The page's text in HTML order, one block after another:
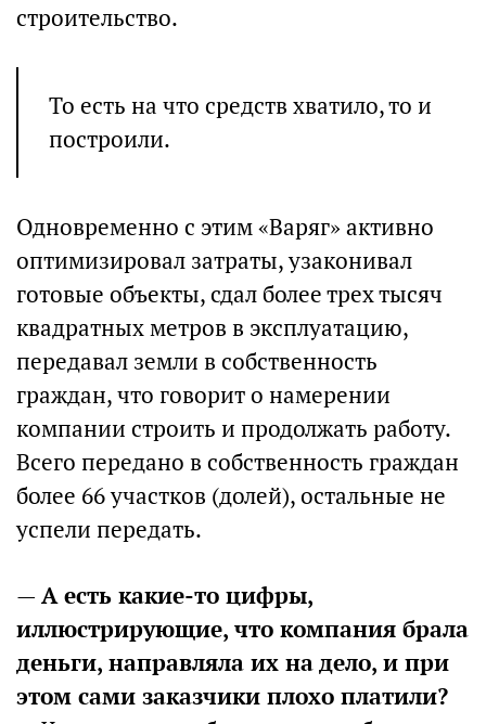
строительство.
То есть на что средств хватило, то и
построили.
Одновременно с этим «Варяг» активно
оптимизировал затраты, узаконивал
готовые объекты, сдал более трех тысяч
квадратных метров в эксплуатацию,
передавал земли в собственность
граждан, что говорит о намерении
компании строить и продолжать работу.
Всего передано в собственность граждан
более 66 участков (долей), остальные не
успели передать.
—А есть какие-то цифры,
иллюстрирующие, что компания брала
деньги, направляла их на дело, и при
этом сами заказчики плохо платили?